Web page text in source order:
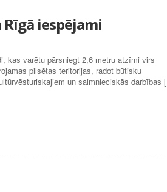
iespējami
kas varētu pārsniegt 2,6 metru atzīmi virs
pilsētas teritorijas, radot būtisku
un saimnieciskās